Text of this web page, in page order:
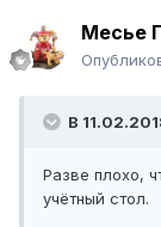
Месье
В
Разве плохо,
учётный стол.